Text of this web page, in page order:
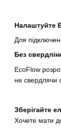
Налаштуйте
Для
Без
EcoFlow
не свердлячи
Зберігайте
Хочете мати